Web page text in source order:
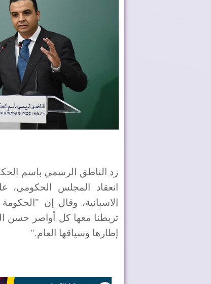
رد الناطق الرسمي باسم
انعقاد المجلس الحكومي،
الاسبانية، وقال إن
تربطنا معها كل أواصر حسن
إطارها وسياقها العام".